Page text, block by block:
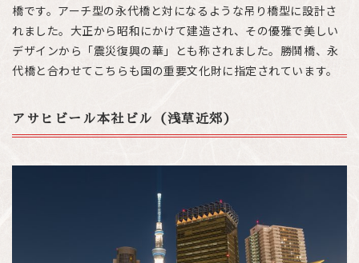
橋です。アーチ型の永代橋と対になるような吊り橋型に設計さ
れました。大正から昭和にかけて建造され、その優雅で美しい
デザインから「震災復興の華」とも称されました。勝鬨橋、永
代橋と合わせてこちらも国の重要文化財に指定されています。
アサヒビール本社ビル（浅草近郊）